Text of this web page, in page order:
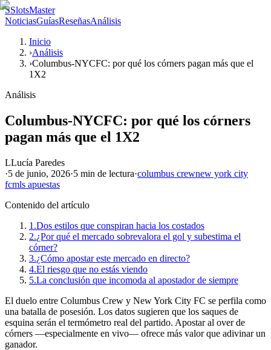
SSlotsMaster
NoticiasGuíasReseñasAnálisis
Inicio
›Análisis
›Columbus-NYCFC: por qué los córners pagan más que el
1X2
Análisis
Columbus-NYCFC: por qué los córners
pagan más que el 1X2
LLucía Paredes
·5 de junio, 2026·5 min de lectura·columbus crewnew york city
fcmls apuestas
Contenido del artículo
1.Dos estilos que conspiran hacia los costados
2.¿Por qué el mercado sobrevalora el gol y subestima el
córner?
3.¿Cómo apostar este mercado en directo?
4.El riesgo que no estás viendo
5.La conclusión que incomoda al apostador de siempre
El duelo entre Columbus Crew y New York City FC se perfila como
una batalla de posesión. Los datos sugieren que los saques de
esquina serán el termómetro real del partido. Apostar al over de
córners —especialmente en vivo— ofrece más valor que adivinar un
ganador.